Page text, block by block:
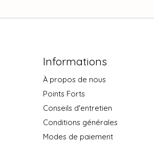
Informations
À propos de nous
Points Forts
Conseils d'entretien
Conditions générales
Modes de paiement